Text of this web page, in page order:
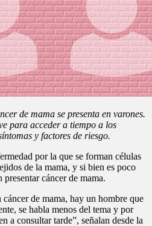
de mama se presenta en varones.
para acceder a tiempo a los
y factores de riesgo.
por la que se forman células
de la mama, y si bien es poco
cáncer de mama.
de mama, hay un hombre que
se habla menos del tema y por
a consultar tarde”, señalan desde la